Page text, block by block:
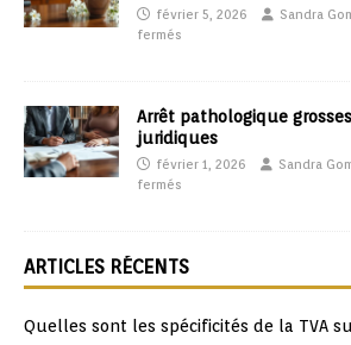
février 5, 2026 Sandra
fermés
Arrêt pathologique
juridiques
février 1, 2026 Sandra
fermés
ARTICLES RÉCENTS
Quelles sont les spécificités de la TVA